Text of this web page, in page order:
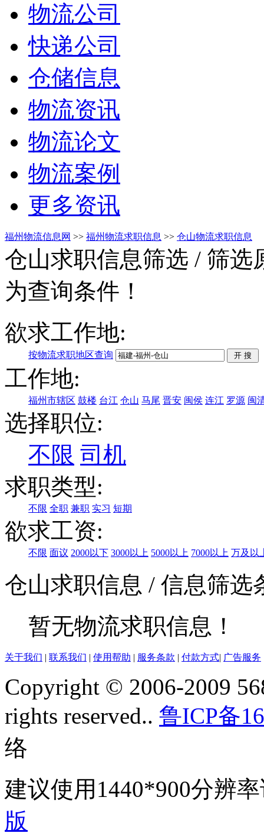
物流公司
快递公司
仓储信息
物流资讯
物流论文
物流案例
更多资讯
福州物流信息网 >> 福州物流求职信息 >> 仓山物流求职信息
仓山求职信息筛选 / 筛选
为查询条件！
欲求工作地:
按物流求职地区查询
工作地:
福州市辖区 鼓楼 台江 仓山 马尾 晋安 闽侯 连江 罗源 闽
选择职位:
不限 司机
求职类型:
不限 全职 兼职 实习 短期
欲求工资:
不限 面议 2000以下 3000以上 5000以上 7000以上 万及以
仓山求职信息 / 信息筛选
暂无物流求职信息！
关于我们 | 联系我们 | 使用帮助 | 服务条款 | 付款方式| 广告服务
Copyright © 2006-2009
rights reserved.. 鲁ICP备
络
建议使用1440*900分辨
版